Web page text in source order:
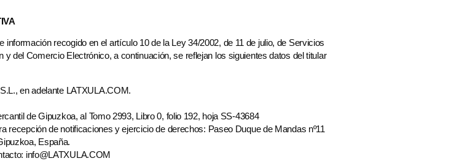
información recogido en el artículo 10 de la Ley 34/2002, de 11 de julio, de Servicios
y del Comercio Electrónico, a continuación, se reflejan los siguientes datos del titular
en adelante LATXULA.COM.
de Gipuzkoa, al Tomo 2993, Libro 0, folio 192, hoja SS-43684
recepción de notificaciones y ejercicio de derechos: Paseo Duque de Mandas nº11
España.
info@LATXULA.COM